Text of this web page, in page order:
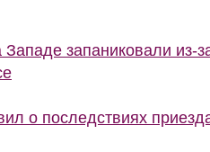
запаниковали из-
о последствиях